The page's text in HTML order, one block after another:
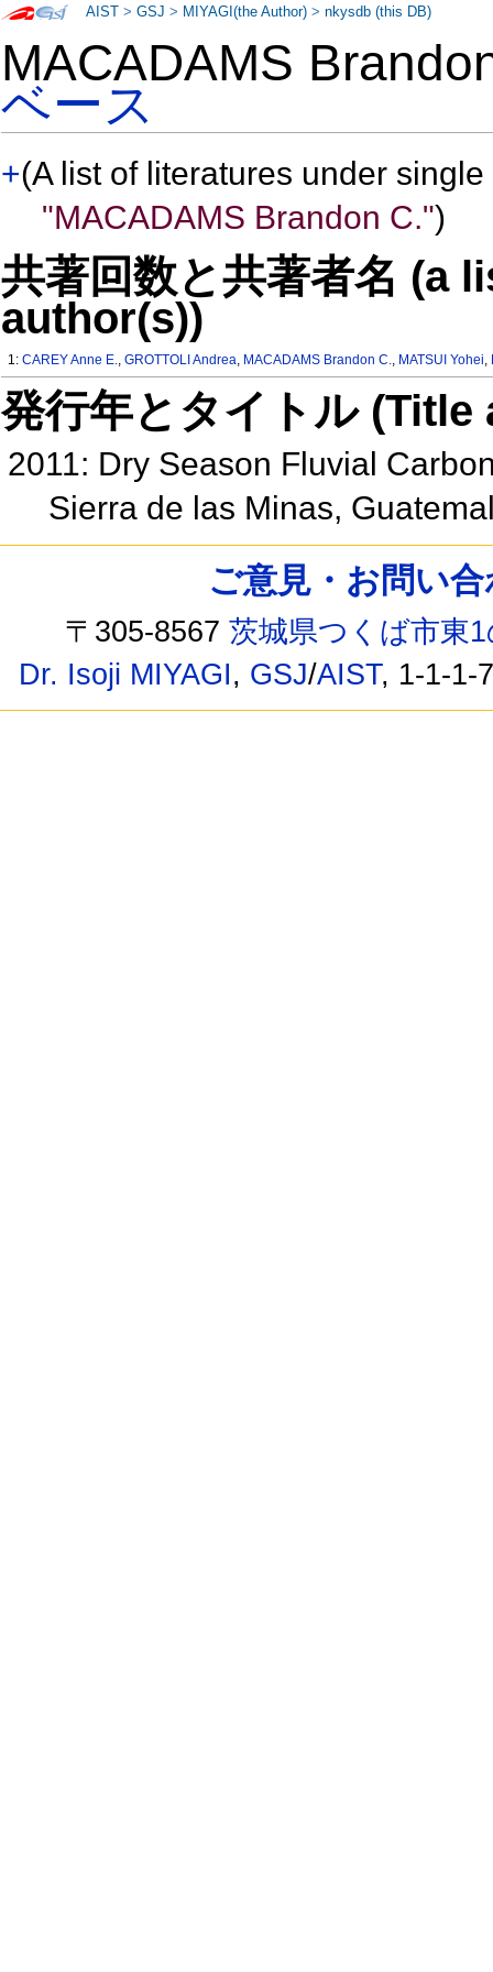
MACADAMS
ベース
+(A list of literatures under
"MACADAMS Brandon C.")
共著回数と共著者名 (a
author(s))
1:CAREY Anne E.,GROTTOLI Andrea, MACADAMS Brandon C., MATSUI Yohei,
発行年とタイトル
2011: Dry Season Fluvial
Sierra de las Minas,
AIST >GSJ > MIYAGI(the Author) >nkysdb (this DB)
ご意見・お問い
〒305-8567茨城県つくば市東
Dr. Isoji MIYAGI, GSJ/AIST, 1-1-1-